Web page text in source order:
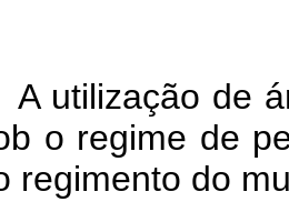
A utilização de
o regime de
regimento do